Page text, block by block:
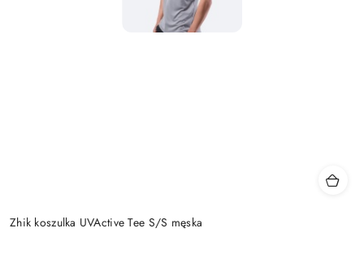
Zhik koszulka UVActive Tee S/S męska